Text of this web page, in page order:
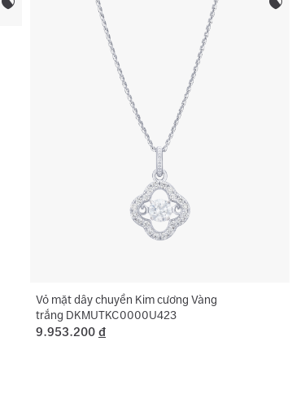
Vỏ mặt dây chuyền Kim cương Vàng
trắng DKMUTKC0000U423
9.953.200 đ